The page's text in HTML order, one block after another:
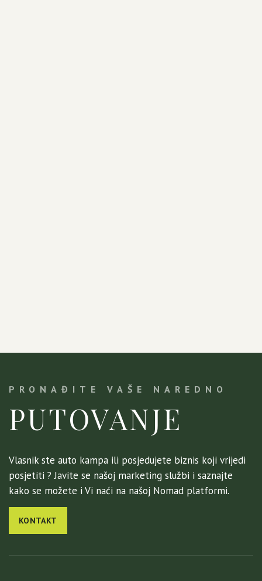
PRONAĐITE VAŠE NAREDNO
PUTOVANJE
Vlasnik ste auto kampa ili posjedujete biznis koji vrijedi
posjetiti ? Javite se našoj marketing službi i saznajte
kako se možete i Vi naći na našoj Nomad platformi.
KONTAKT